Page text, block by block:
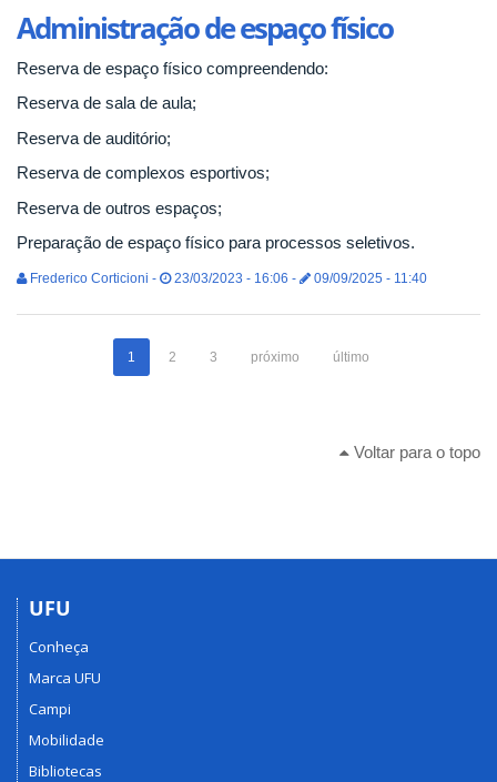
Administração de espaço físico
Reserva de espaço físico compreendendo:
Reserva de sala de aula;
Reserva de auditório;
Reserva de complexos esportivos;
Reserva de outros espaços;
Preparação de espaço físico para processos seletivos.
Frederico Corticioni - 23/03/2023 - 16:06 - 09/09/2025 - 11:40
1 2 3 próximo último
Voltar para o topo
UFU
Conheça
Marca UFU
Campi
Mobilidade
Bibliotecas